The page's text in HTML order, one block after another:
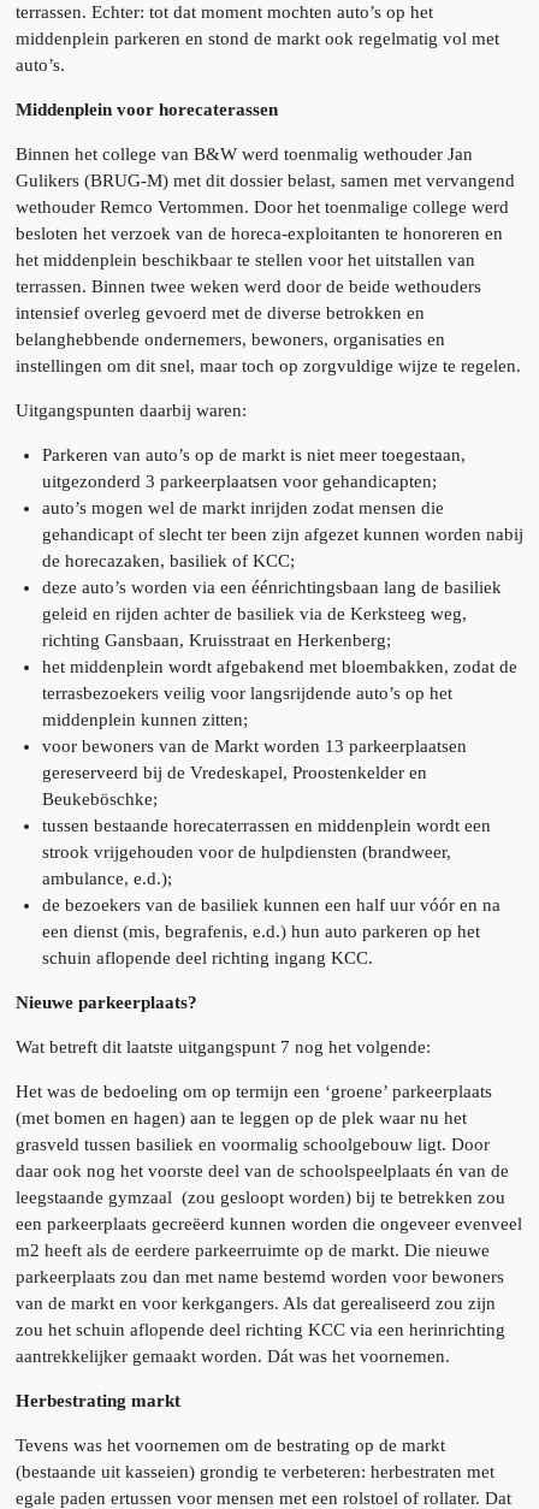
terrassen. Echter: tot dat moment mochten auto’s op het
middenplein parkeren en stond de markt ook regelmatig vol met
auto’s.
Middenplein voor horecaterassen
Binnen het college van B&W werd toenmalig wethouder Jan
Gulikers (BRUG-M) met dit dossier belast, samen met vervangend
wethouder Remco Vertommen. Door het toenmalige college werd
besloten het verzoek van de horeca-exploitanten te honoreren en
het middenplein beschikbaar te stellen voor het uitstallen van
terrassen. Binnen twee weken werd door de beide wethouders
intensief overleg gevoerd met de diverse betrokken en
belanghebbende ondernemers, bewoners, organisaties en
instellingen om dit snel, maar toch op zorgvuldige wijze te regelen.
Uitgangspunten daarbij waren:
Parkeren van auto’s op de markt is niet meer toegestaan,
uitgezonderd 3 parkeerplaatsen voor gehandicapten;
auto’s mogen wel de markt inrijden zodat mensen die
gehandicapt of slecht ter been zijn afgezet kunnen worden nabij
de horecazaken, basiliek of KCC;
deze auto’s worden via een éénrichtingsbaan lang de basiliek
geleid en rijden achter de basiliek via de Kerksteeg weg,
richting Gansbaan, Kruisstraat en Herkenberg;
het middenplein wordt afgebakend met bloembakken, zodat de
terrasbezoekers veilig voor langsrijdende auto’s op het
middenplein kunnen zitten;
voor bewoners van de Markt worden 13 parkeerplaatsen
gereserveerd bij de Vredeskapel, Proostenkelder en
Beukeböschke;
tussen bestaande horecaterrassen en middenplein wordt een
strook vrijgehouden voor de hulpdiensten (brandweer,
ambulance, e.d.);
de bezoekers van de basiliek kunnen een half uur vóór en na
een dienst (mis, begrafenis, e.d.) hun auto parkeren op het
schuin aflopende deel richting ingang KCC.
Nieuwe parkeerplaats?
Wat betreft dit laatste uitgangspunt 7 nog het volgende:
Het was de bedoeling om op termijn een ‘groene’ parkeerplaats
(met bomen en hagen) aan te leggen op de plek waar nu het
grasveld tussen basiliek en voormalig schoolgebouw ligt. Door
daar ook nog het voorste deel van de schoolspeelplaats én van de
leegstaande gymzaal (zou gesloopt worden) bij te betrekken zou
een parkeerplaats gecreëerd kunnen worden die ongeveer evenveel
m2 heeft als de eerdere parkeerruimte op de markt. Die nieuwe
parkeerplaats zou dan met name bestemd worden voor bewoners
van de markt en voor kerkgangers. Als dat gerealiseerd zou zijn
zou het schuin aflopende deel richting KCC via een herinrichting
aantrekkelijker gemaakt worden. Dát was het voornemen.
Herbestrating markt
Tevens was het voornemen om de bestrating op de markt
(bestaande uit kasseien) grondig te verbeteren: herbestraten met
egale paden ertussen voor mensen met een rolstoel of rollater. Dat